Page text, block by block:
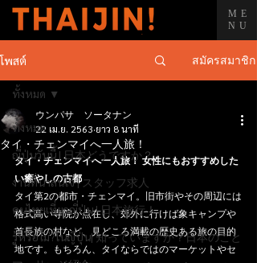
ME
NU
โพสต์ สมัครสมาชิก
ทั้งหมด
ญี่ปุ่นวันนี้ | 日本どうですか？
งานที่น่าสนใจ | スタッフ求人
คนไทยเที่ยวญี่ปุ่น | 日本旅行！
รู้หรือไม่?ในญี่ปุ่น| 知っていますか？日本のこと
ทั้งหมด
タイ・チェンマイへ一人旅！
ウンパサ ソータナン
22 เม.ย. 2563 ยาว 8 นาที
タイ・チェンマイへ一人旅！ 女性にもおすすめした
い癒やしの古都
タイ第2の都市・チェンマイ。旧市街やその周辺には
格式高い寺院が点在し、郊外に行けば象キャンプや
首長族の村など、見どころ満載の歴史ある旅の目的
地です。もちろん、タイならではのマーケットやセ